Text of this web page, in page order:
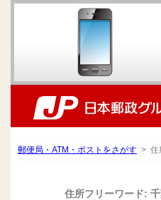
郵便局・ATM・ポストをさがす > 住
住所フリーワード: